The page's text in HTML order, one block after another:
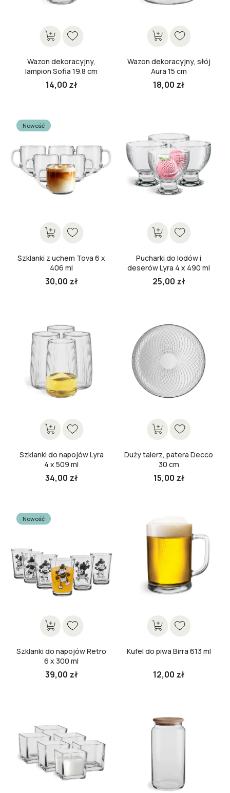
Wazon dekoracyjny,
lampion Sofia 19.8 cm
14,00 zł
Wazon dekoracyjny, słój
Aura 15 cm
18,00 zł
Nowość
Szklanki z uchem Tova 6 x
406 ml
30,00 zł
Pucharki do lodów i
deserów Lyra 4 x 490 ml
25,00 zł
Szklanki do napojów Lyra
4 x 509 ml
34,00 zł
Duży talerz, patera Decco
30 cm
15,00 zł
Nowość
Szklanki do napojów Retro
6 x 300 ml
39,00 zł
Kufel do piwa Birra 613 ml
12,00 zł